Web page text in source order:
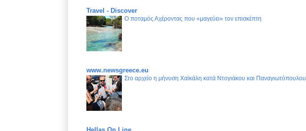
Travel - Discover
Ο ποταμός Αχέροντας που «μαγεύει» τον επισκέπτη
www.newsgreece.eu
Στο αρχείο η μήνυση Χαϊκάλη κατά Ντογιάκου και Παναγιωτόπουλου